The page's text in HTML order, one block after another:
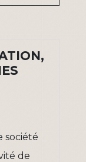
société
de